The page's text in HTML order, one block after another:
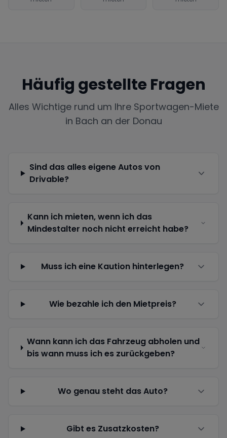
Häufig gestellte Fragen
Alles Wichtige rund um Ihre Sportwagen-Miete
in Bach an der Donau
Sind das alles eigene Autos von
Drivable?
Kann ich mieten, wenn ich das
Mindestalter noch nicht erreicht habe?
Muss ich eine Kaution hinterlegen?
Wie bezahle ich den Mietpreis?
Wann kann ich das Fahrzeug abholen und
bis wann muss ich es zurückgeben?
Wo genau steht das Auto?
Gibt es Zusatzkosten?